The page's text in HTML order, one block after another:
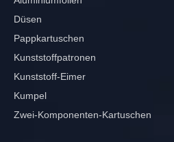
Düsen
Pappkartuschen
Kunststoffpatronen
Kunststoff-Eimer
Kumpel
Zwei-Komponenten-Kartuschen